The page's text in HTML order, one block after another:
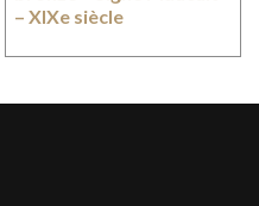
– XIXe siècle